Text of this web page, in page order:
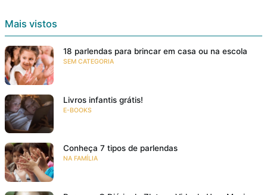
Mais vistos
18 parlendas para brincar em casa ou na escola
SEM CATEGORIA
Livros infantis grátis!
E-BOOKS
Conheça 7 tipos de parlendas
NA FAMÍLIA